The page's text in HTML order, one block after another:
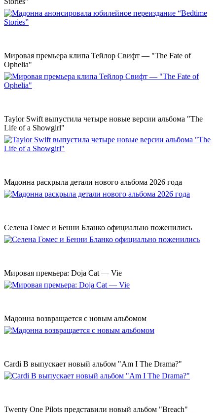
Мировая премьера клипа Тейлор Свифт — "The Fate of
Ophelia"
Taylor Swift выпустила четыре новые версии альбома "The
Life of a Showgirl"
Мадонна раскрыла детали нового альбома 2026 года
Селена Гомес и Бенни Бланко официально поженились
Мировая премьера: Doja Cat — Vie
Мадонна возвращается с новым альбомом
Cardi B выпускает новый альбом "Am I The Drama?"
Twenty One Pilots представили новый альбом "Breach"